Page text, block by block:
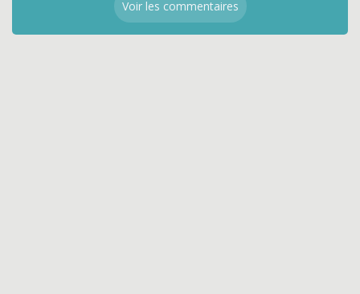
Voir les commentaires